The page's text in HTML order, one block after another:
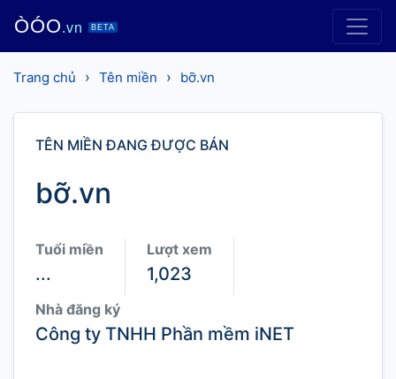
ÒÓO.vn BETA
Trang chủ › Tên miền › bỡ.vn
TÊN MIỀN ĐANG ĐƯỢC BÁN
bỡ.vn
Tuổi miền
...
Lượt xem
1,023
Nhà đăng ký
Công ty TNHH Phần mềm iNET